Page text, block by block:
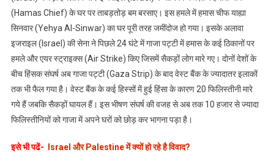
(Hamas Chief) के घर पर ताबड़तोड़ बम बरसाए। इस हमले में हमास चीफ याह्या
सिनवार (Yehya Al-Sinwar) का घर पूरी तरह जमींदोज हो गया। इसके अलावा
इजराइल (Israel) की सेना ने पिछले 24 घंटे में गाजा पट्टी में हमास के कई ठिकानों पर
हमले और एयर स्ट्राइक्स (Air Strike) किए जिसमें सैकड़ों लोग मारे गए। दोनों देशों के
बीच हिंसक संघर्ष अब गाजा पट्टी (Gaza Strip) के बाद वेस्ट बैंक के ज्यादातर इलाकों
तक भी फैल गया है। वेस्ट बैंक के कई हिस्सों में हुई हिंसा के कारण 20 फिलिस्तीनी मारे
गये हैं जबकि सैकड़ों घायल हैं। इस भीषण संघर्ष की वजह से अब तक 10 हजार से ज्यादा
फिलिस्तीनियों को गाजा में अपने घरों को छोड़ कर भागना पड़ा है।
इसे भी पढें- Israel और Palestine में क्यों हो रहे है विवाद?